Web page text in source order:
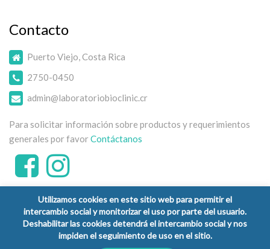
Contacto
Puerto Viejo, Costa Rica
2750-0450
admin@laboratoriobioclinic.cr
Para solicitar información sobre productos y requerimientos
generales por favorContáctanos
Utilizamos cookies en este sitio web para permitir el
intercambio social y monitorizar el uso por parte del usuario.
Deshabilitar las cookies detendrá el intercambio social y nos
impiden el seguimiento de uso en el sitio.